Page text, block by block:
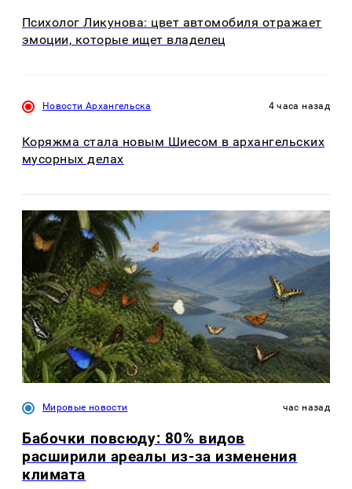
Психолог Ликунова: цвет автомобиля отражает
эмоции, которые ищет владелец
Новости Архангельска 4 часа назад
Коряжма стала новым Шиесом в архангельских
мусорных делах
Мировые новости час назад
Бабочки повсюду: 80% видов
расширили ареалы из-за изменения
климата